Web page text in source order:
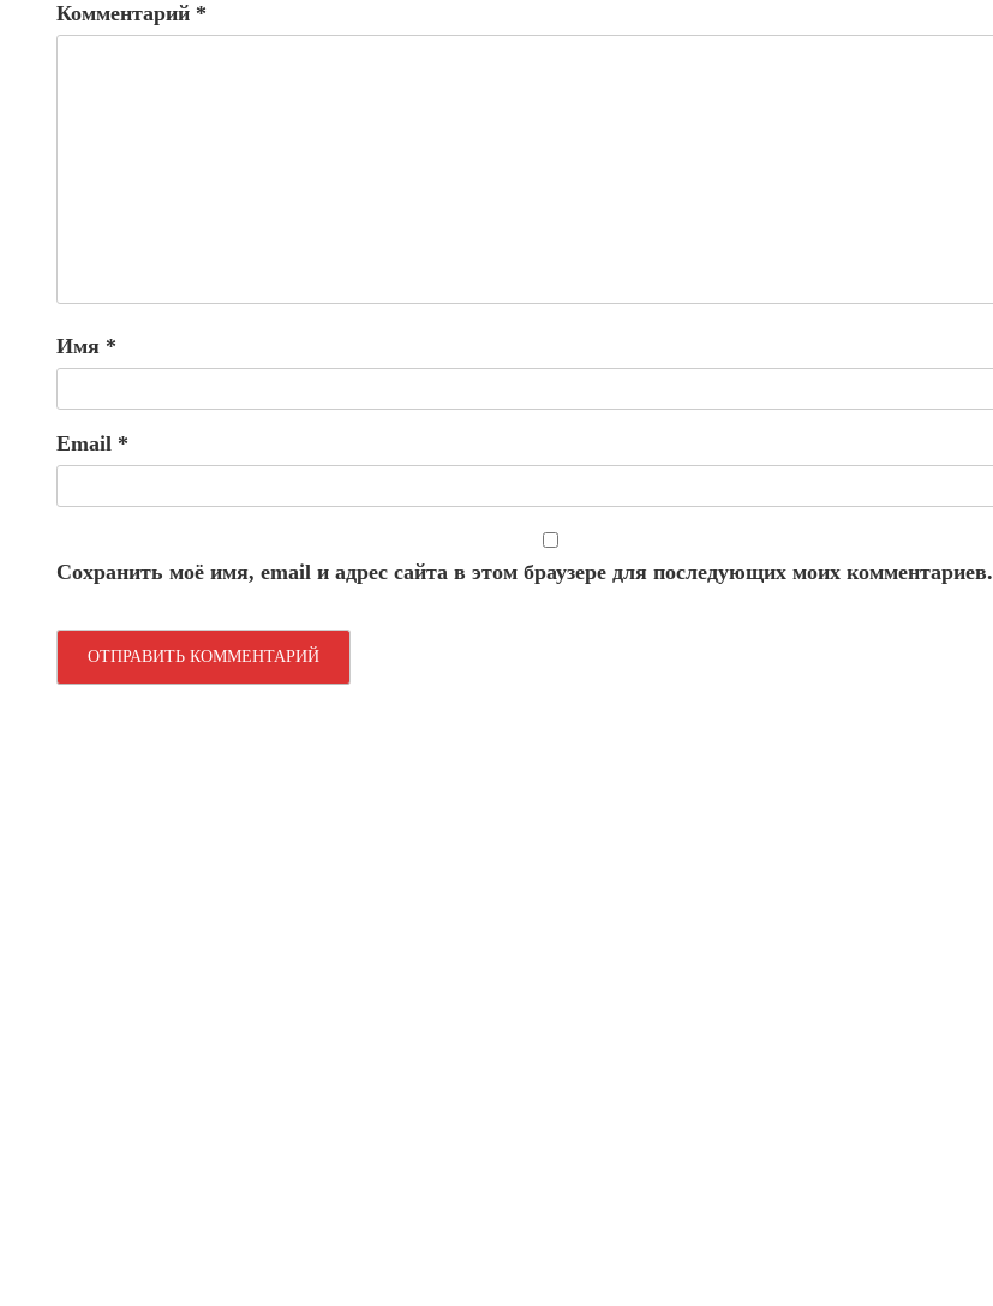
Комментарий *
Имя *
Email *
Сохранить моё имя, email и адрес сайта в этом браузере для последующих моих комментариев.